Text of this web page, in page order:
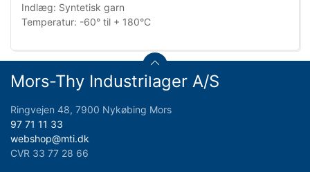
Indlæg: Syntetisk garn
Temperatur: -60° til + 180°C
Mors-Thy Industrilager A/S
Ringvejen 48, 7900 Nykøbing Mors
97 71 11 33
webshop@mti.dk
CVR 33 77 28 66